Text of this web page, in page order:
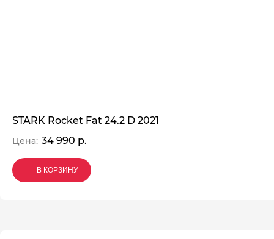
STARK Rocket Fat 24.2 D 2021
Цена: 34 990 р.
В КОРЗИНУ
В КОРЗИНУ
В КОРЗИНУ